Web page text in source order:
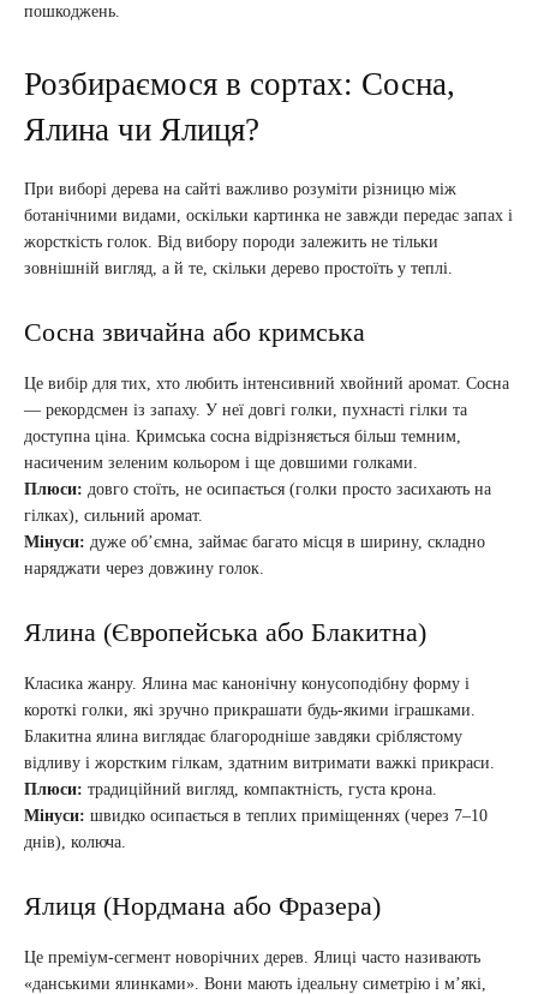
пошкоджень.
Розбираємося в сортах: Сосна,
Ялина чи Ялиця?
При виборі дерева на сайті важливо розуміти різницю між
ботанічними видами, оскільки картинка не завжди передає запах і
жорсткість голок. Від вибору породи залежить не тільки
зовнішній вигляд, а й те, скільки дерево простоїть у теплі.
Сосна звичайна або кримська
Це вибір для тих, хто любить інтенсивний хвойний аромат. Сосна
— рекордсмен із запаху. У неї довгі голки, пухнасті гілки та
доступна ціна. Кримська сосна відрізняється більш темним,
насиченим зеленим кольором і ще довшими голками.
Плюси: довго стоїть, не осипається (голки просто засихають на
гілках), сильний аромат.
Мінуси: дуже об’ємна, займає багато місця в ширину, складно
наряджати через довжину голок.
Ялина (Європейська або Блакитна)
Класика жанру. Ялина має канонічну конусоподібну форму і
короткі голки, які зручно прикрашати будь-якими іграшками.
Блакитна ялина виглядає благородніше завдяки сріблястому
відливу і жорстким гілкам, здатним витримати важкі прикраси.
Плюси: традиційний вигляд, компактність, густа крона.
Мінуси: швидко осипається в теплих приміщеннях (через 7–10
днів), колюча.
Ялиця (Нордмана або Фразера)
Це преміум-сегмент новорічних дерев. Ялиці часто називають
«данськими ялинками». Вони мають ідеальну симетрію і м’які,